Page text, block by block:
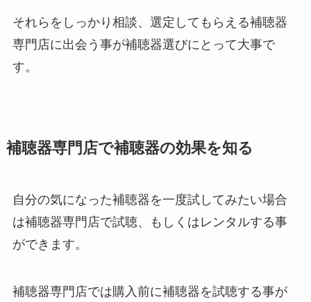
それらをしっかり相談、選定してもらえる補聴器
専門店に出会う事が補聴器選びにとって大事で
す。
補聴器専門店で補聴器の効果を知る
自分の気になった補聴器を一度試してみたい場合
は補聴器専門店で試聴、もしくはレンタルする事
ができます。
補聴器専門店では購入前に補聴器を試聴する事が